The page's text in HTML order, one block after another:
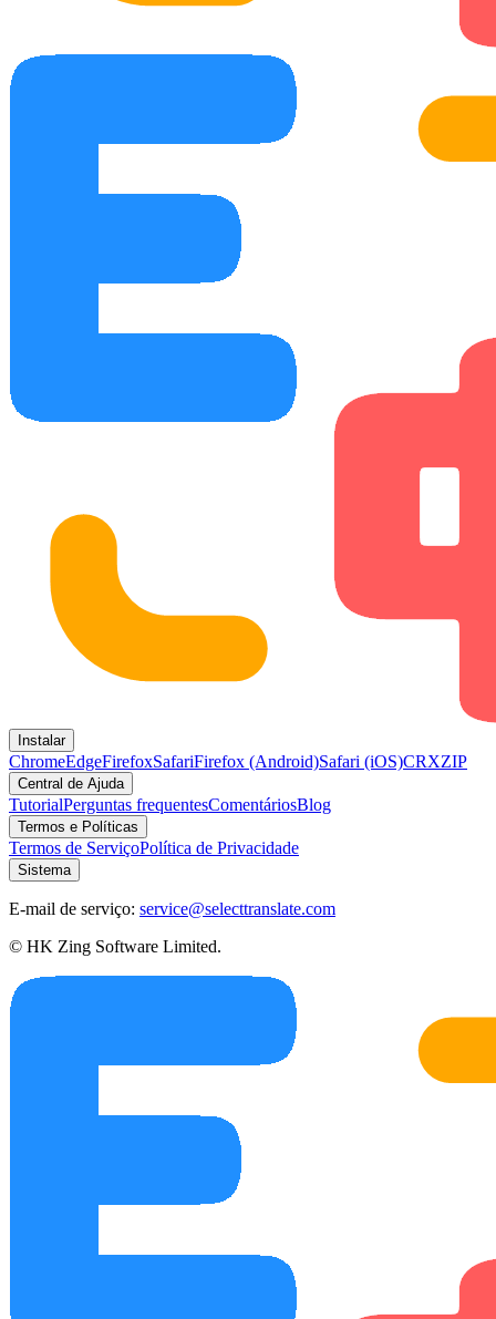
Instalar
ChromeEdgeFirefoxSafariFirefox (Android)Safari (iOS)CRXZIP
Central de Ajuda
TutorialPerguntas frequentesComentáriosBlog
Termos e Políticas
Termos de ServiçoPolítica de Privacidade
Sistema
E-mail de serviço: service@selecttranslate.com
© HK Zing Software Limited.